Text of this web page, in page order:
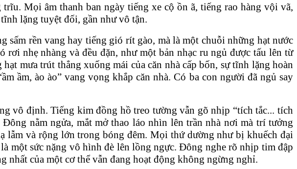
Mọi âm thanh ban ngày tiếng xe cộ ồn ã, tiếng rao hàng vội vã,
lặng tuyệt đối, gần như vô tận.
rền vang hay tiếng gió rít gào, mà là một chuỗi những hạt nước
nhẹ nhàng và đều đặn, như một bản nhạc ru ngủ được tấu lên từ
mưa trút thẳng xuống mái của căn nhà cấp bốn, sự tĩnh lặng hoàn
ầm, ào ào” vang vọng khắp căn nhà. Có ba con người đã ngủ say
vô định. Tiếng kim đồng hồ treo tường vẫn gõ nhịp “tích tắc... tích
nằm ngửa, mắt mở thao láo nhìn lên trần nhà nơi mà trí tưởng
và rộng lớn trong bóng đêm. Mọi thứ dường như bị khuếch đại
một sức nặng vô hình đè lên lồng ngực. Đông nghe rõ nhịp tim đập
nhất của một cơ thể vẫn đang hoạt động không ngừng nghỉ.